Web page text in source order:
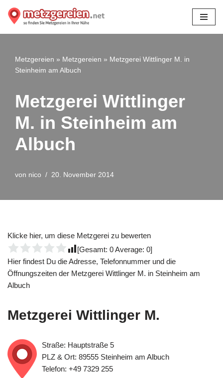
Zum
Metzgereien » Metzgereien » Metzgerei Wittlinger M. in
Steinheim am Albuch
Metzgerei Wittlinger
M. in Steinheim am
Albuch
von nico 20. November 2014
Klicke hier, um diese Metzgerei zu bewerten
[Gesamt: 0Average: 0]
Hier findest Du die Adresse, Telefonnummer und die
Öffnungszeiten der Metzgerei Wittlinger M. in Steinheim am
Albuch
Metzgerei Wittlinger M.
Straße: Hauptstraße 5
PLZ & Ort: 89555 Steinheim am Albuch
Telefon: +49 7329 255